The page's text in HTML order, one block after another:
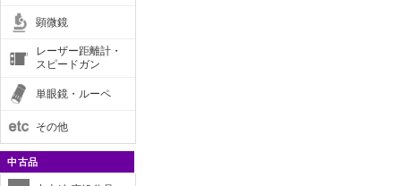
顕微鏡
レーザー距離計・
スピードガン
単眼鏡・ルーペ
その他
中古品